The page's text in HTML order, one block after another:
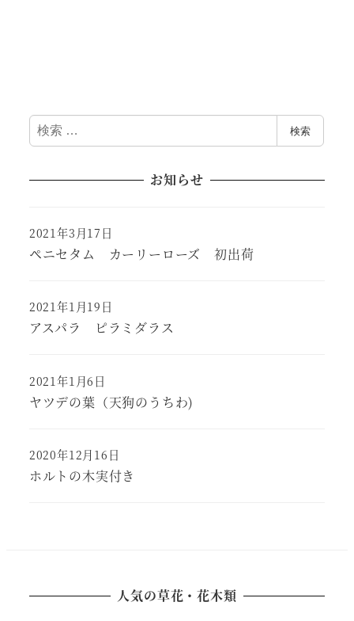
検
索
検索
お知らせ
ペニセタム カーリーローズ 初出荷
2021年3月17日
アスパラ ピラミダラス
2021年1月19日
ヤツデの葉（天狗のうちわ)
2021年1月6日
ホルトの木実付き
2020年12月16日
人気の草花・花木類